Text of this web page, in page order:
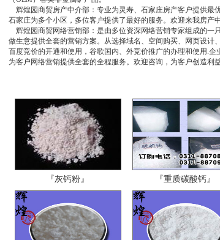
辉煌园商贸房产中介部：专业为灵寿、石家庄房产客户提供最
石家庄为多个小区，多位客户提供了最好的服务。欢迎来我房产
辉煌园商贸网络营销部：是由多位资深网络营销专家组成的一
做生意提供全套的营销方案。从选择域名、空间购买、网页设
百度竞价的开通和使用，谷歌国内、外竞价推广的办理和使用.
为客户网络营销提供全套的全程服务。欢迎咨询，为客户创造利
『灰钙粉』 『重质碳酸钙』